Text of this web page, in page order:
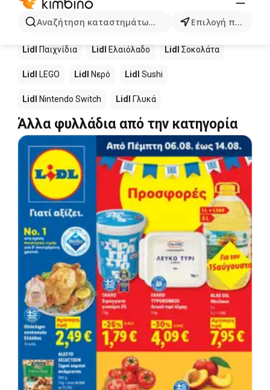
Αναζήτηση καταστημάτων, κατηγοριών, προϊόντων...
Επιλογή πόλης
Άλλα προϊόντα στα καταστήματα
Lidl
Lidl Παιχνίδια Lidl Ελαιόλαδο Lidl Σοκολάτα
Lidl LEGO Lidl Νερό Lidl Sushi
Lidl Nintendo Switch Lidl Γλυκά
Άλλα φυλλάδια από την κατηγορία